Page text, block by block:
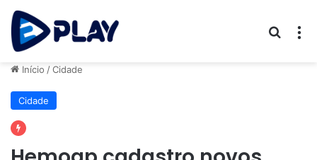
Início /Cidade
Cidade